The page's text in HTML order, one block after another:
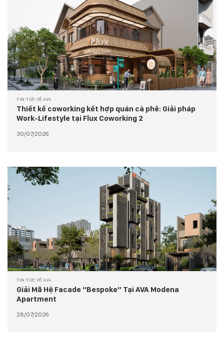
TIN TỨC VỀ AVA
Thiết kế coworking kết hợp quán cà phê: Giải pháp
Work-Lifestyle tại Flux Coworking 2
30/07/2026
TIN TỨC VỀ AVA
Giải Mã Hệ Facade “Bespoke” Tại AVA Modena
Apartment
28/07/2026